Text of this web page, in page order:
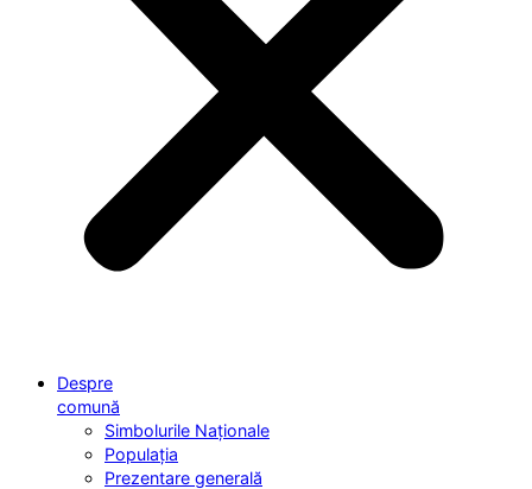
Despre
comună
Simbolurile Naționale
Populația
Prezentare generală